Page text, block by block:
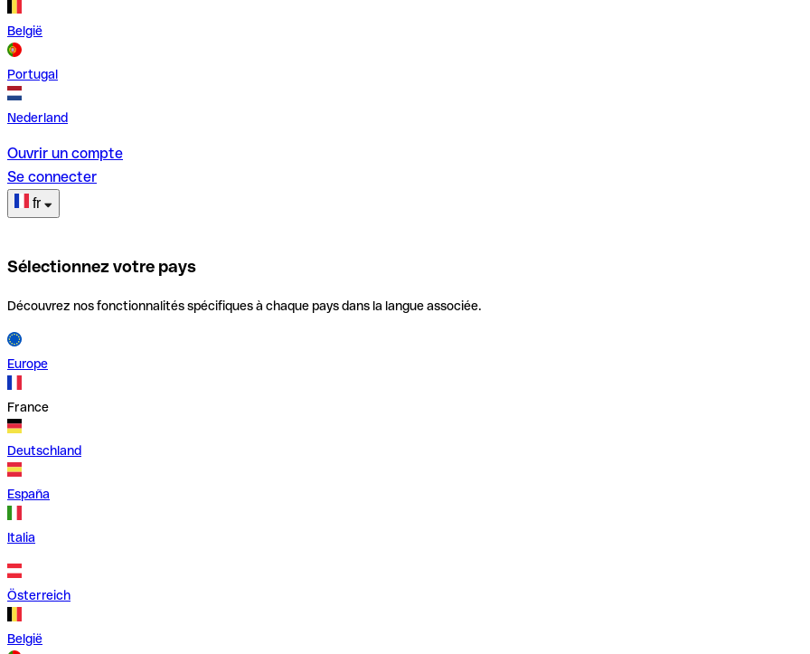
België
Portugal
Nederland
Ouvrir un compte
Se connecter
fr
Sélectionnez votre pays
Découvrez nos fonctionnalités spécifiques à chaque pays dans la langue associée.
Europe
France
Deutschland
España
Italia
Österreich
België